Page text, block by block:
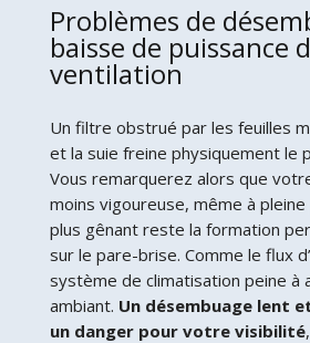
Problèmes de
baisse de puissance
ventilation
Un filtre obstrué par les feuilles
et la suie freine physiquement le
Vous remarquerez alors que
moins vigoureuse, même à pleine
plus gênant reste la formation
sur le pare-brise. Comme le flux
système de climatisation peine à
ambiant. Un désembuage lent
un danger pour votre visibilité